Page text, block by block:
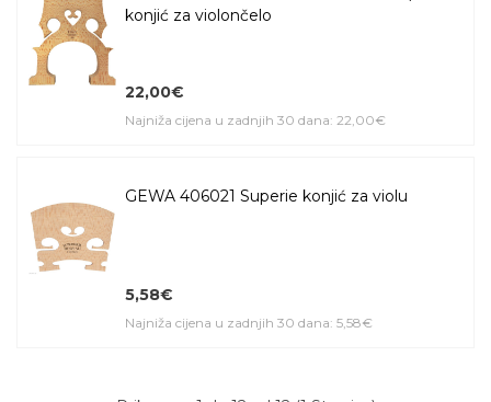
konjić za violončelo
22,00€
Najniža cijena u zadnjih 30 dana: 22,00€
GEWA 406021 Superie konjić za violu
5,58€
Najniža cijena u zadnjih 30 dana: 5,58€